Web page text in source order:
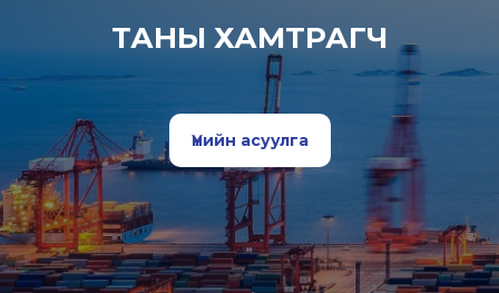
ТАНЫ ХАМТРАГЧ
Үнийн асуулга